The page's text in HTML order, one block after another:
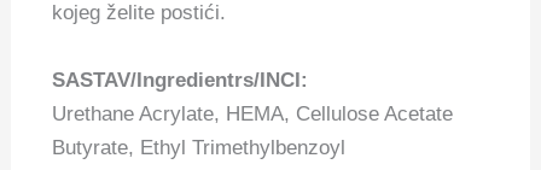
kojeg želite postići.
SASTAV/Ingredientrs/INCI:
Urethane Acrylate, HEMA, Cellulose Acetate
Butyrate, Ethyl Trimethylbenzoyl